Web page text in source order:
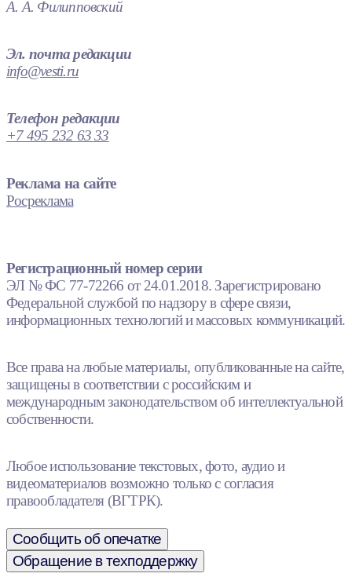
А. А. Филипповский
Эл. почта редакции
info@vesti.ru
Телефон редакции
+7 495 232 63 33
Реклама на сайте
Росреклама
Регистрационный номер серии
ЭЛ № ФС 77-72266 от 24.01.2018. Зарегистрировано
Федеральной службой по надзору в сфере связи,
информационных технологий и массовых коммуникаций.
Все права на любые материалы, опубликованные на сайте,
защищены в соответствии с российским и
международным законодательством об интеллектуальной
собственности.
Любое использование текстовых, фото, аудио и
видеоматериалов возможно только с согласия
правообладателя (ВГТРК).
Сообщить об опечатке
Обращение в техподдержку